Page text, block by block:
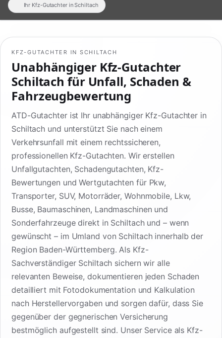
KFZ-GUTACHTER IN SCHILTACH
Unabhängiger Kfz-Gutachter
Schiltach für Unfall, Schaden &
Fahrzeugbewertung
ATD-Gutachter ist Ihr unabhängiger Kfz-Gutachter in
Schiltach und unterstützt Sie nach einem
Verkehrsunfall mit einem rechtssicheren,
professionellen Kfz-Gutachten. Wir erstellen
Unfallgutachten, Schadengutachten, Kfz-
Bewertungen und Wertgutachten für Pkw,
Transporter, SUV, Motorräder, Wohnmobile, Lkw,
Busse, Baumaschinen, Landmaschinen und
Sonderfahrzeuge direkt in Schiltach und – wenn
gewünscht – im Umland von Schiltach innerhalb der
Region Baden-Württemberg. Als Kfz-
Sachverständiger Schiltach sichern wir alle
relevanten Beweise, dokumentieren jeden Schaden
detailliert mit Fotodokumentation und Kalkulation
nach Herstellervorgaben und sorgen dafür, dass Sie
gegenüber der gegnerischen Versicherung
bestmöglich aufgestellt sind. Unser Service als Kfz-
Ihr Kfz-Gutachter in Schiltach